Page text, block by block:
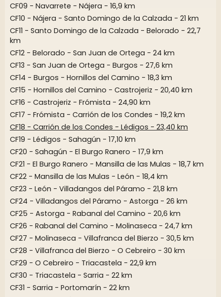
CF09 - Navarrete - Nájera - 16,9 km
CF10 - Nájera - Santo Domingo de la Calzada - 21 km
CF11 - Santo Domingo de la Calzada - Belorado - 22,7
km
CF12 - Belorado - San Juan de Ortega - 24 km
CF13 - San Juan de Ortega - Burgos - 27,6 km
CF14 - Burgos - Hornillos del Camino - 18,3 km
CF15 - Hornillos del Camino - Castrojeriz - 20,40 km
CF16 - Castrojeriz - Frómista - 24,90 km
CF17 - Frómista - Carrión de los Condes - 19,2 km
CF18 - Carrión de los Condes - Lédigos - 23,40 km
CF19 - Lédigos - Sahagún - 17,10 km
CF20 - Sahagún - El Burgo Ranero - 17,9 km
CF21 - El Burgo Ranero - Mansilla de las Mulas - 18,7 km
CF22 - Mansilla de las Mulas - León - 18,4 km
CF23 - León - Villadangos del Páramo - 21,8 km
CF24 - Villadangos del Páramo - Astorga - 26 km
CF25 - Astorga - Rabanal del Camino - 20,6 km
CF26 - Rabanal del Camino - Molinaseca - 24,7 km
CF27 - Molinaseca - Villafranca del Bierzo - 30,5 km
CF28 - Villafranca del Bierzo - O Cebreiro - 30 km
CF29 - O Cebreiro - Triacastela - 22,9 km
CF30 - Triacastela - Sarria - 22 km
CF31 - Sarria - Portomarín - 22 km